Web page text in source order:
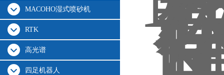
MACOHO湿式喷砂机
RTK
高光谱
四足机器人